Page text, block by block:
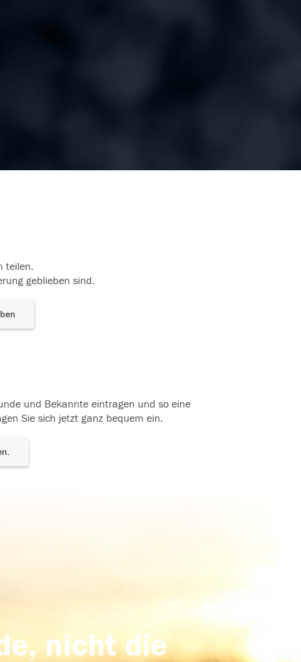
teilen.
geblieben sind.
und Bekannte eintragen und so eine
Sie sich jetzt ganz bequem ein.
nicht die